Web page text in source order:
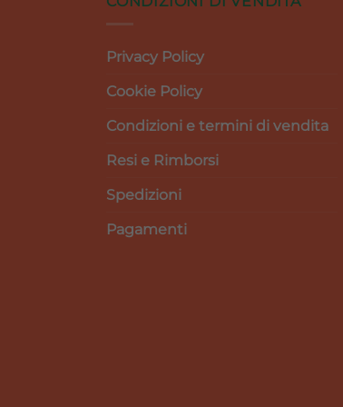
Privacy Policy
Cookie Policy
Condizioni e termini di vendita
Resi e Rimborsi
Spedizioni
Pagamenti